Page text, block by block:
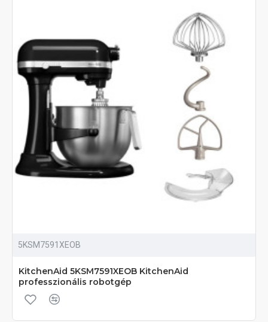
5KSM7591XEOB
KitchenAid 5KSM7591XEOB KitchenAid
professzionális robotgép